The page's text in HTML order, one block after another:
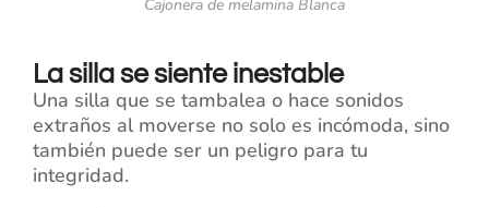
Cajonera de melamina Blanca
La silla se siente inestable
Una silla que se tambalea o hace sonidos
extraños al moverse no solo es incómoda, sino
también puede ser un peligro para tu
integridad.